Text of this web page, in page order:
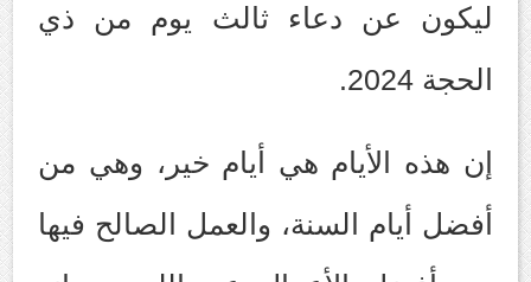
ليكون عن دعاء ثالث يوم من ذي
الحجة 2024.
إن هذه الأيام هي أيام خير، وهي من
أفضل أيام السنة، والعمل الصالح فيها